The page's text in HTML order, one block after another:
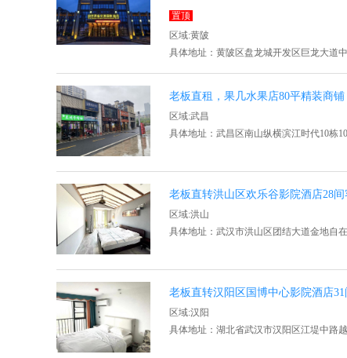
置顶
区域:黄陂
具体地址：黄陂区盘龙城开发区巨龙大道
老板直租，果几水果店80平精装商
区域:武昌
具体地址：武昌区南山纵横滨江时代10栋
老板直转洪山区欢乐谷影院酒店28
区域:洪山
具体地址：武汉市洪山区团结大道金地自
老板直转汉阳区国博中心影院酒店
区域:汉阳
具体地址：湖北省武汉市汉阳区江堤中路